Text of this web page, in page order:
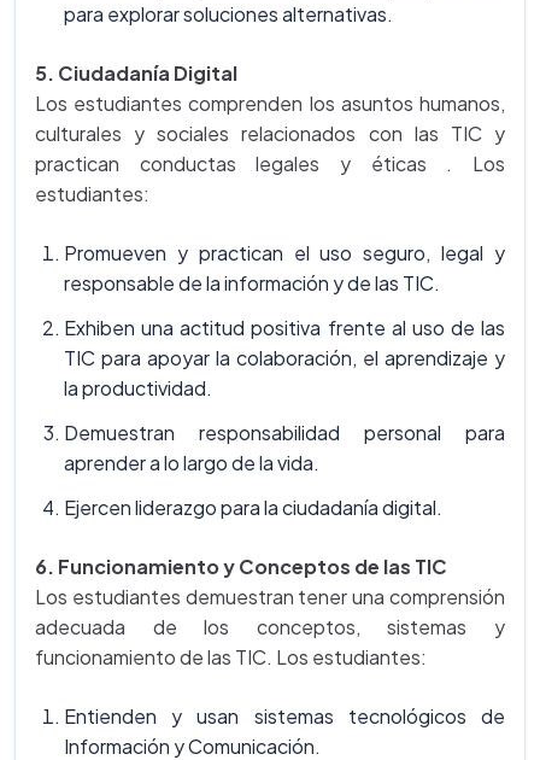
para explorar soluciones alternativas.
5. Ciudadanía Digital
Los estudiantes comprenden los asuntos humanos,
culturales y sociales relacionados con las TIC y
practican conductas legales y éticas . Los
estudiantes:
Promueven y practican el uso seguro, legal y
responsable de la información y de las TIC.
Exhiben una actitud positiva frente al uso de las
TIC para apoyar la colaboración, el aprendizaje y
la productividad.
Demuestran responsabilidad personal para
aprender a lo largo de la vida.
Ejercen liderazgo para la ciudadanía digital.
6. Funcionamiento y Conceptos de las TIC
Los estudiantes demuestran tener una comprensión
adecuada de los conceptos, sistemas y
funcionamiento de las TIC. Los estudiantes:
Entienden y usan sistemas tecnológicos de
Información y Comunicación.